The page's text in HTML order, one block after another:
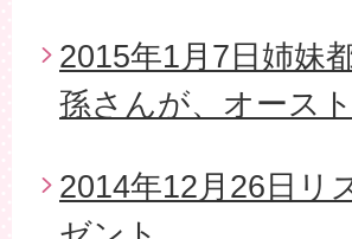
2015年1月7日姉妹
孫さんが、オース
2014年12月26日リ